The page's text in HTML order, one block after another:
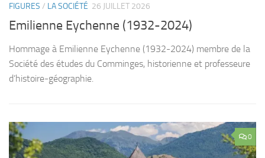
FIGURES / LA SOCIÉTÉ 26 JUILLET 2026
Emilienne Eychenne (1932-2024)
Hommage à Emilienne Eychenne (1932-2024) membre de la
Société des études du Comminges, historienne et professeure
d’histoire-géographie.
0